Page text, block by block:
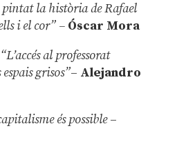
la història de Rafael
i el cor” –Óscar Mora
al professorat
grisos”– Alejandro
és possible –